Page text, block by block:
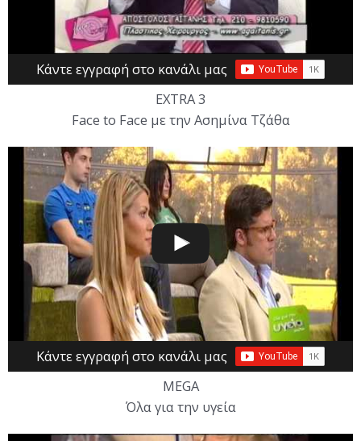
Κάντε εγγραφή στο κανάλι μας
EXTRA 3
Face to Face με την Ασημίνα Τζάθα
Κάντε εγγραφή στο κανάλι μας
MEGA
Όλα για την υγεία